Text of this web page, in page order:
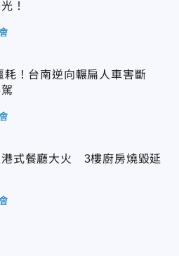
！
耗！台南逆向輾扁人車害斷
港式餐廳大火 3樓廚房燒毀延